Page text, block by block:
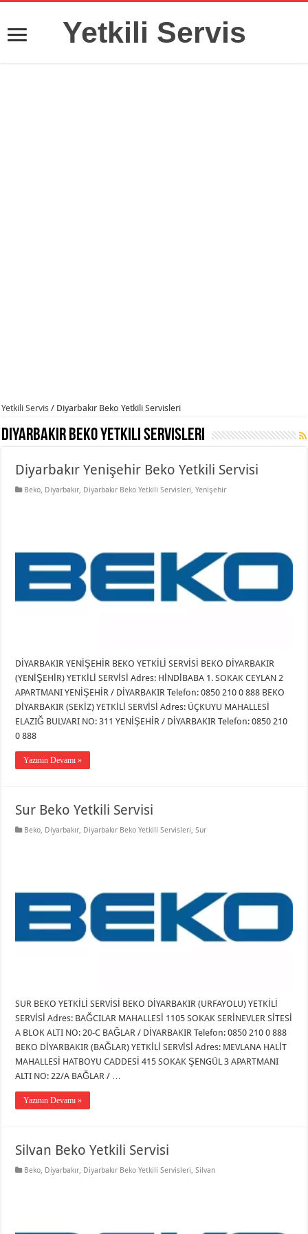
Yetkili Servis
Yetkili Servis / Diyarbakır Beko Yetkili Servisleri
Diyarbakır Beko Yetkili Servisleri
Diyarbakır Yenişehir Beko Yetkili Servisi
Beko, Diyarbakır, Diyarbakır Beko Yetkili Servisleri,Yenişehir
DİYARBAKIR YENİŞEHİR BEKO YETKİLİ SERVİSİ BEKO DİYARBAKIR
(YENİŞEHİR) YETKİLİ SERVİSİ Adres: HİNDİBABA 1. SOKAK CEYLAN 2
APARTMANI YENİŞEHİR / DİYARBAKIR Telefon: 0850 210 0 888 BEKO
DİYARBAKIR (SEKİZ) YETKİLİ SERVİSİ Adres: ÜÇKUYU MAHALLESİ
ELAZIĞ BULVARI NO: 311 YENİŞEHİR / DİYARBAKIR Telefon: 0850 210
0 888
Yazının Devamı »
Sur Beko Yetkili Servisi
Beko, Diyarbakır, Diyarbakır Beko Yetkili Servisleri,Sur
SUR BEKO YETKİLİ SERVİSİ BEKO DİYARBAKIR (URFAYOLU) YETKİLİ
SERVİSİ Adres: BAĞCILAR MAHALLESİ 1105 SOKAK SERİNEVLER SİTESİ
A BLOK ALTI NO: 20-C BAĞLAR / DİYARBAKIR Telefon: 0850 210 0 888
BEKO DİYARBAKIR (BAĞLAR) YETKİLİ SERVİSİ Adres: MEVLANA HALİT
MAHALLESİ HATBOYU CADDESİ 415 SOKAK ŞENGÜL 3 APARTMANI
ALTI NO: 22/A BAĞLAR / …
Yazının Devamı »
Silvan Beko Yetkili Servisi
Beko Diyarbakır Diyarbakır Beko Yetkili Servisleri ,Silvan